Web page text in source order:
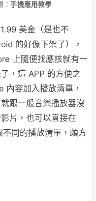
： 手機應用教學
美金（是也不
的好像下架了），
上隨便找應該就有一
，這 APP 的方便之
內容加入播放清單，
跟一般音樂播放器沒
片，也可以直接在
同的播放清單，頗方